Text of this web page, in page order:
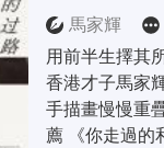
馬家輝
用前半生擇其
香港才子馬家
手描畫慢慢重
薦 《你走過的